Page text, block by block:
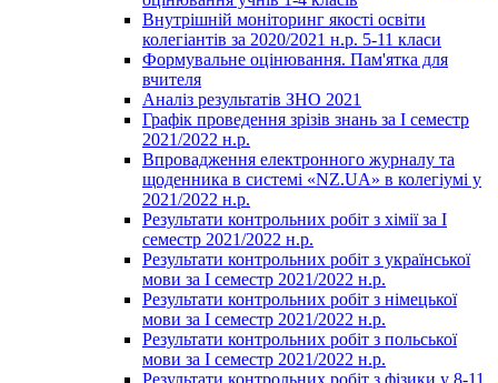
Внутрішній моніторинг якості освіти
колегіантів за 2020/2021 н.р. 5-11 класи
Формувальне оцінювання. Пам'ятка для
вчителя
Аналіз результатів ЗНО 2021
Графік проведення зрізів знань за І семестр
2021/2022 н.р.
Впровадження електронного журналу та
щоденника в системі «NZ.UA» в колегіумі у
2021/2022 н.р.
Результати контрольних робіт з хімії за І
семестр 2021/2022 н.р.
Результати контрольних робіт з української
мови за І семестр 2021/2022 н.р.
Результати контрольних робіт з німецької
мови за І семестр 2021/2022 н.р.
Результати контрольних робіт з польської
мови за І семестр 2021/2022 н.р.
Результати контрольних робіт з фізики у 8-11